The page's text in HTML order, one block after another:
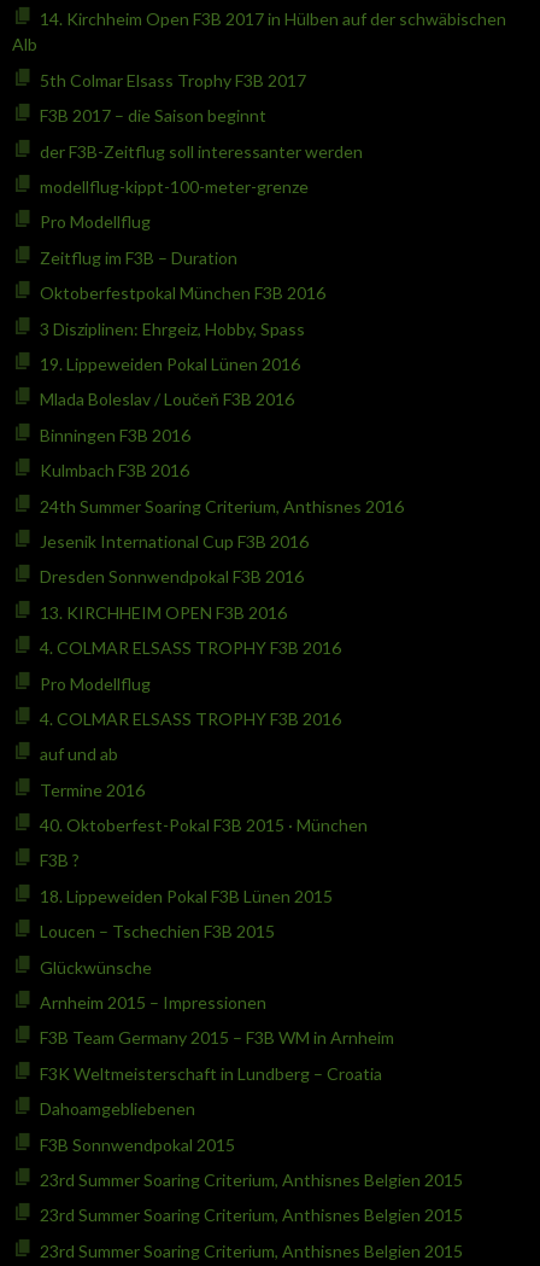
14. Kirchheim Open F3B 2017 in Hülben auf der schwäbischen
Alb
5th Colmar Elsass Trophy F3B 2017
F3B 2017 – die Saison beginnt
der F3B-Zeitflug soll interessanter werden
modellflug-kippt-100-meter-grenze
Pro Modellflug
Zeitflug im F3B – Duration
Oktoberfestpokal München F3B 2016
3 Disziplinen: Ehrgeiz, Hobby, Spass
19. Lippeweiden Pokal Lünen 2016
Mlada Boleslav / Loučeň F3B 2016
Binningen F3B 2016
Kulmbach F3B 2016
24th Summer Soaring Criterium, Anthisnes 2016
Jesenik International Cup F3B 2016
Dresden Sonnwendpokal F3B 2016
13. KIRCHHEIM OPEN F3B 2016
4. COLMAR ELSASS TROPHY F3B 2016
Pro Modellflug
4. COLMAR ELSASS TROPHY F3B 2016
auf und ab
Termine 2016
40. Oktoberfest-Pokal F3B 2015 · München
F3B ?
18. Lippeweiden Pokal F3B Lünen 2015
Loucen – Tschechien F3B 2015
Glückwünsche
Arnheim 2015 – Impressionen
F3B Team Germany 2015 – F3B WM in Arnheim
F3K Weltmeisterschaft in Lundberg – Croatia
Dahoamgebliebenen
F3B Sonnwendpokal 2015
23rd Summer Soaring Criterium, Anthisnes Belgien 2015
23rd Summer Soaring Criterium, Anthisnes Belgien 2015
23rd Summer Soaring Criterium, Anthisnes Belgien 2015